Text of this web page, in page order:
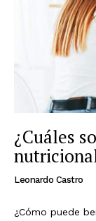
¿Cuáles
Leonardo Castro
¿Cómo puede